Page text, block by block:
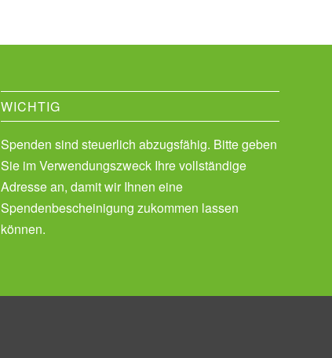
WICHTIG
Spenden sind steuerlich abzugsfähig. Bitte geben
Sie im Verwendungszweck Ihre vollständige
Adresse an, damit wir Ihnen eine
Spendenbescheinigung zukommen lassen
können.